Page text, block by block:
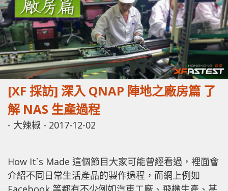
[XF 採訪] 深入 QNAP 陣地之廠房篇 了
解 NAS 生產過程
- 大辣椒 - 2017-12-02
How It`s Made 這個節目大家可能曾經看過，裡面會
介紹不同日常生活產品的製作過程，而網上例如